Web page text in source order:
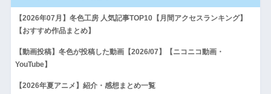
【2026年07月】冬色工房 人気記事TOP10【月間アクセスランキング】
【おすすめ作品まとめ】
【動画投稿】冬色が投稿した動画【2026/07】【ニコニコ動画・
YouTube】
【2026年夏アニメ】紹介・感想まとめ一覧